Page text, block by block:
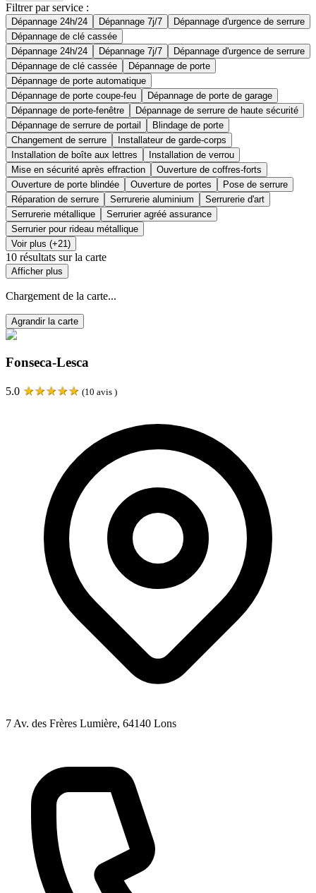
Filtrer par service :
Dépannage 24h/24 Dépannage 7j/7
Dépannage d'urgence de serrure
Dépannage de clé cassée
Dépannage 24h/24
Dépannage 7j/7
Dépannage d'urgence de serrure
Dépannage de clé cassée
Dépannage de porte
Dépannage de porte automatique
Dépannage de porte coupe-feu
Dépannage de porte de garage
Dépannage de porte-fenêtre
Dépannage de serrure de haute sécurité
Dépannage de serrure de portail
Blindage de porte
Changement de serrure
Installateur de garde-corps
Installation de boîte aux lettres
Installation de verrou
Mise en sécurité après effraction
Ouverture de coffres-forts
Ouverture de porte blindée
Ouverture de portes
Pose de serrure
Réparation de serrure
Serrurerie aluminium
Serrurerie d'art
Serrurerie métallique
Serrurier agréé assurance
Serrurier pour rideau métallique
Voir plus (+21)
10 résultats sur la carte
Afficher plus
Chargement de la carte...
Agrandir la carte
Fonseca-Lesca
5.0 ★★★★★ (10 avis )
7 Av. des Frères Lumière, 64140 Lons